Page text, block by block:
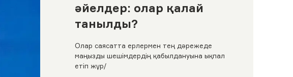
әйелдер: олар қалай
танылды?
Олар саясатта ерлермен тең дәрежеде
маңызды шешімдердің қабылдануына ықпал
етіп жүр/